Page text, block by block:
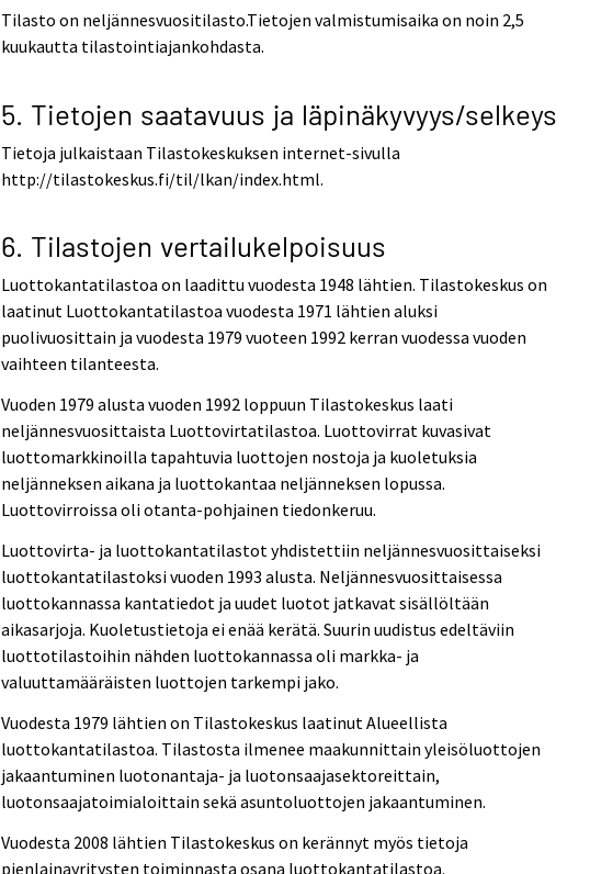
Tilasto on neljännesvuositilasto.Tietojen valmistumisaika on noin 2,5
kuukautta tilastointiajankohdasta.
5. Tietojen saatavuus ja läpinäkyvyys/selkeys
Tietoja julkaistaan Tilastokeskuksen internet-sivulla
http://tilastokeskus.fi/til/lkan/index.html.
6. Tilastojen vertailukelpoisuus
Luottokantatilastoa on laadittu vuodesta 1948 lähtien. Tilastokeskus on
laatinut Luottokantatilastoa vuodesta 1971 lähtien aluksi
puolivuosittain ja vuodesta 1979 vuoteen 1992 kerran vuodessa vuoden
vaihteen tilanteesta.
Vuoden 1979 alusta vuoden 1992 loppuun Tilastokeskus laati
neljännesvuosittaista Luottovirtatilastoa. Luottovirrat kuvasivat
luottomarkkinoilla tapahtuvia luottojen nostoja ja kuoletuksia
neljänneksen aikana ja luottokantaa neljänneksen lopussa.
Luottovirroissa oli otanta-pohjainen tiedonkeruu.
Luottovirta- ja luottokantatilastot yhdistettiin neljännesvuosittaiseksi
luottokantatilastoksi vuoden 1993 alusta. Neljännesvuosittaisessa
luottokannassa kantatiedot ja uudet luotot jatkavat sisällöltään
aikasarjoja. Kuoletustietoja ei enää kerätä. Suurin uudistus edeltäviin
luottotilastoihin nähden luottokannassa oli markka- ja
valuuttamääräisten luottojen tarkempi jako.
Vuodesta 1979 lähtien on Tilastokeskus laatinut Alueellista
luottokantatilastoa. Tilastosta ilmenee maakunnittain yleisöluottojen
jakaantuminen luotonantaja- ja luotonsaajasektoreittain,
luotonsaajatoimialoittain sekä asuntoluottojen jakaantuminen.
Vuodesta 2008 lähtien Tilastokeskus on kerännyt myös tietoja
pienlainayritysten toiminnasta osana luottokantatilastoa.